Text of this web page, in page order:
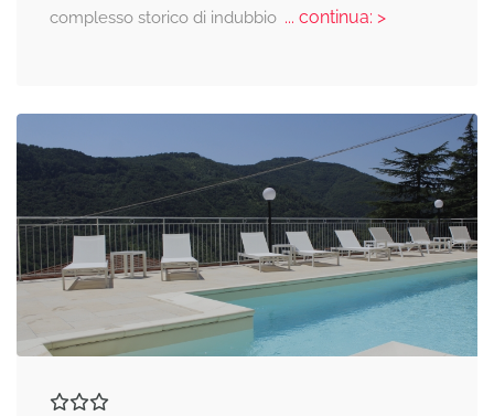
complesso storico di indubbio... continua: >